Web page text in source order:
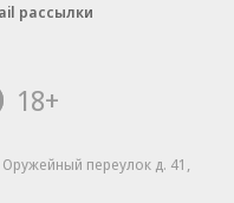
рассылки
18+
переулок д. 41,